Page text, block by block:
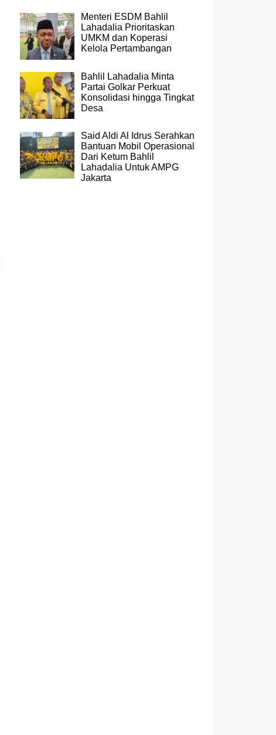
Menteri ESDM Bahlil
Lahadalia Prioritaskan
UMKM dan Koperasi
Kelola Pertambangan
Bahlil Lahadalia Minta
Partai Golkar Perkuat
Konsolidasi hingga Tingkat
Desa
Said Aldi Al Idrus Serahkan
Bantuan Mobil Operasional
Dari Ketum Bahlil
Lahadalia Untuk AMPG
Jakarta